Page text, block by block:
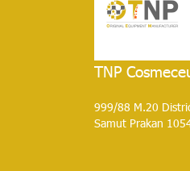
TNP
999/88 M.20
Samut Prakan